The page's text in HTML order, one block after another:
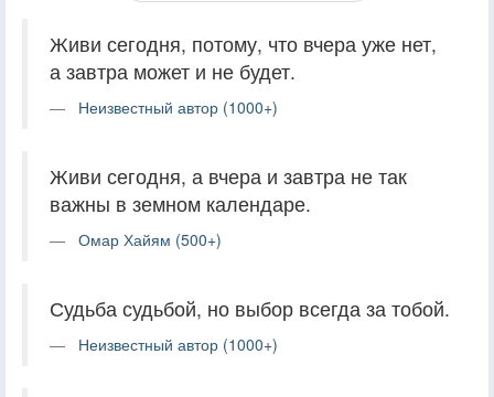
Живи сегодня, потому, что вчера уже нет,
а завтра может и не будет.
Неизвестный автор (1000+)
Живи сегодня, а вчера и завтра не так
важны в земном календаре.
Омар Хайям (500+)
Судьба судьбой, но выбор всегда за тобой.
Неизвестный автор (1000+)